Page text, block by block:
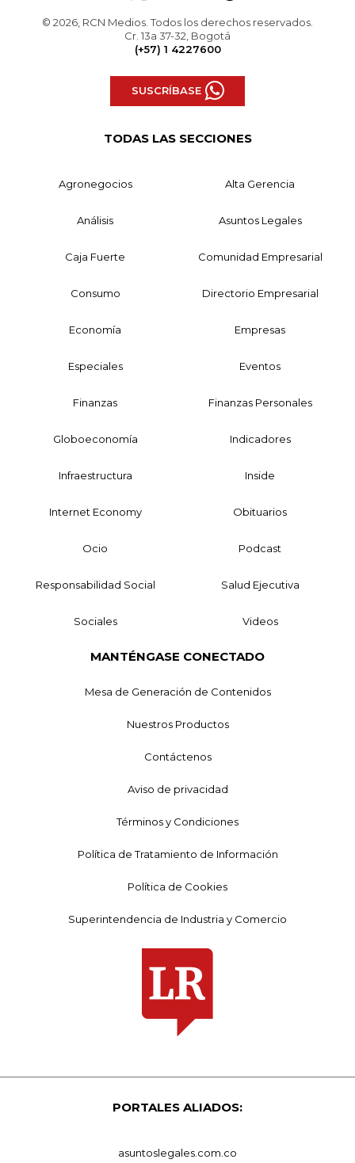
© 2026, RCN Medios. Todos los derechos reservados.
Cr. 13a 37-32, Bogotá
(+57) 1 4227600
SUSCRÍBASE
TODAS LAS SECCIONES
Agronegocios Alta Gerencia
Análisis Asuntos Legales
Caja Fuerte Comunidad Empresarial
Consumo Directorio Empresarial
Economía Empresas
Especiales Eventos
Finanzas Finanzas Personales
Globoeconomía Indicadores
Infraestructura Inside
Internet Economy Obituarios
Ocio Podcast
Responsabilidad Social Salud Ejecutiva
Sociales Videos
MANTÉNGASE CONECTADO
Mesa de Generación de Contenidos
Nuestros Productos
Contáctenos
Aviso de privacidad
Términos y Condiciones
Política de Tratamiento de Información
Política de Cookies
Superintendencia de Industria y Comercio
PORTALES ALIADOS:
asuntoslegales.com.co